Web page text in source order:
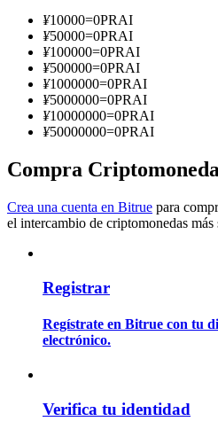
Información
Guía
¥10000=0PRAI
¥50000=0PRAI
¥100000=0PRAI
¥500000=0PRAI
¥1000000=0PRAI
¥5000000=0PRAI
¥10000000=0PRAI
¥50000000=0PRAI
Compra
Crea una cuenta en Bitrue para
el intercambio de criptomonedas más
Registrar
Regístrate en Bitrue con tu
electrónico.
Verifica tu identidad